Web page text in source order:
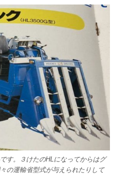
す。３けたのHLになってからはグ
の運輸省型式が与えられたりして